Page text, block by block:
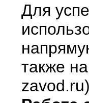
Для
также